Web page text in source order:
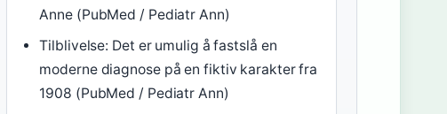
Anne (PubMed / Pediatr Ann)
Tilblivelse: Det er umulig å fastslå en
moderne diagnose på en fiktiv karakter fra
1908 (PubMed / Pediatr Ann)